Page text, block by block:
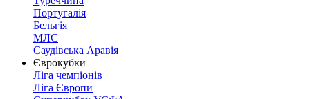
Португалія
Бельгія
МЛС
Саудівська Аравія
Єврокубки
Ліга чемпіонів
Ліга Європи